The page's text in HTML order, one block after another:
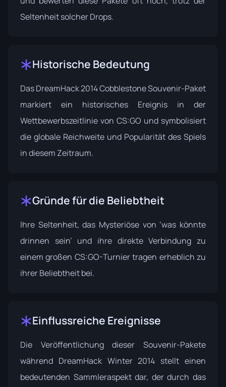
Seltenheit solcher Drops.
Historische Bedeutung
Das DreamHack 2014 Cobblestone Souvenir-Paket
markiert ein historisches Ereignis in der
Wettbewerbszeitlinie von CS:GO und symbolisiert
die globale Reichweite und Popularität des Spiels
in diesem Zeitraum.
Gründe für die Beliebtheit
Ihre Seltenheit, das Mysteriöse von ‘was könnte
drinnen sein’ und ihre direkte Verbindung zu
einem großen CS:GO-Turnier tragen erheblich zu
ihrer Beliebtheit bei.
Einflussreiche Ereignisse
Die Veröffentlichung dieser Souvenir-Pakete
während DreamHack Winter 2014 stellt einen
bedeutenden Sammleraspekt dar, der durch das